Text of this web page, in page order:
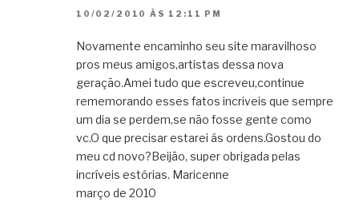
10/02/2010 ÀS 12:11 PM
Novamente encaminho seu site maravilhoso
pros meus amigos,artistas dessa nova
geração.Amei tudo que escreveu,continue
rememorando esses fatos incriveis que sempre
um dia se perdem,se não fosse gente como
vc.O que precisar estarei ás ordens.Gostou do
meu cd novo?Beijão, super obrigada pelas
incríveis estórias. Maricenne
março de 2010